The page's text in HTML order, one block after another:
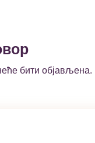
бити објављена.